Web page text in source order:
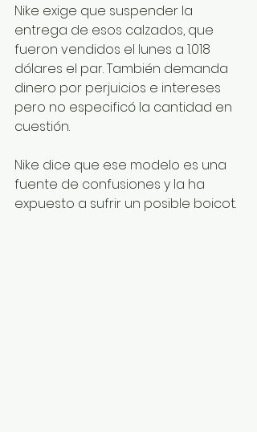
Nike exige que suspender la
entrega de esos calzados, que
fueron vendidos el lunes a 1.018
dólares el par. También demanda
dinero por perjuicios e intereses
pero no especificó la cantidad en
cuestión.
Nike dice que ese modelo es una
fuente de confusiones y la ha
expuesto a sufrir un posible boicot.